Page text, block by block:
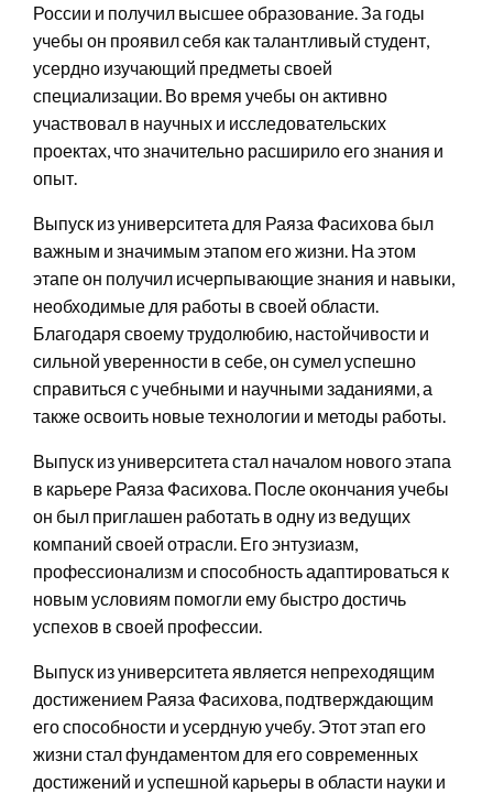
России и получил высшее образование. За годы
учебы он проявил себя как талантливый студент,
усердно изучающий предметы своей
специализации. Во время учебы он активно
участвовал в научных и исследовательских
проектах, что значительно расширило его знания и
опыт.
Выпуск из университета для Раяза Фасихова был
важным и значимым этапом его жизни. На этом
этапе он получил исчерпывающие знания и навыки,
необходимые для работы в своей области.
Благодаря своему трудолюбию, настойчивости и
сильной уверенности в себе, он сумел успешно
справиться с учебными и научными заданиями, а
также освоить новые технологии и методы работы.
Выпуск из университета стал началом нового этапа
в карьере Раяза Фасихова. После окончания учебы
он был приглашен работать в одну из ведущих
компаний своей отрасли. Его энтузиазм,
профессионализм и способность адаптироваться к
новым условиям помогли ему быстро достичь
успехов в своей профессии.
Выпуск из университета является непреходящим
достижением Раяза Фасихова, подтверждающим
его способности и усердную учебу. Этот этап его
жизни стал фундаментом для его современных
достижений и успешной карьеры в области науки и